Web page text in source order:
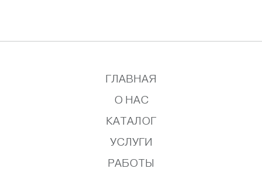
ГЛАВНАЯ
О НАС
КАТАЛОГ
УСЛУГИ
РАБОТЫ